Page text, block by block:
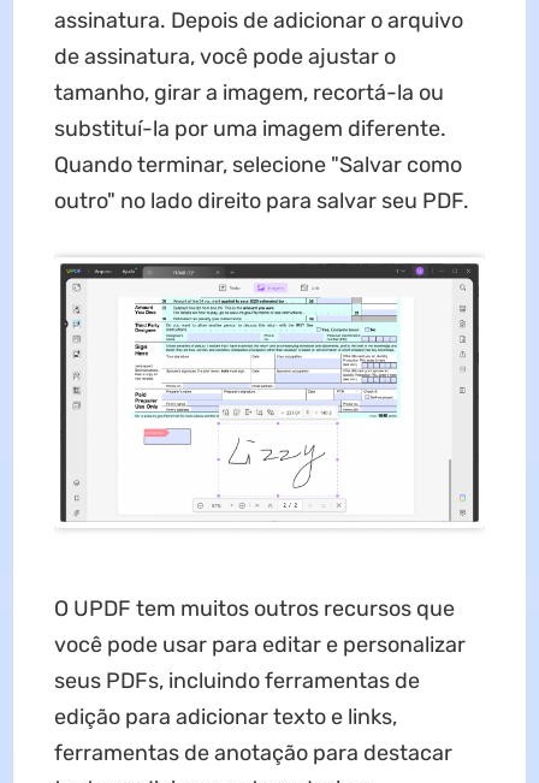
assinatura. Depois de adicionar o arquivo
de assinatura, você pode ajustar o
tamanho, girar a imagem, recortá-la ou
substituí-la por uma imagem diferente.
Quando terminar, selecione "Salvar como
outro" no lado direito para salvar seu PDF.
O UPDF tem muitos outros recursos que
você pode usar para editar e personalizar
seus PDFs, incluindo ferramentas de
edição para adicionar texto e links,
ferramentas de anotação para destacar